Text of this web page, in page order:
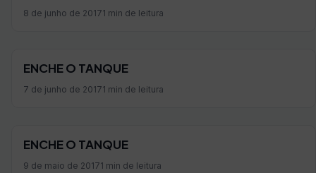
8 de junho de 20171 min de leitura
ENCHE O TANQUE
7 de junho de 20171 min de leitura
ENCHE O TANQUE
9 de maio de 20171 min de leitura